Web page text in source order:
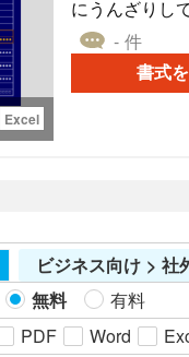
Excel
にうんざりし
送付先を登録
報を呼び出し
等をお送りす
- 件
書式
ビジネス向け > 社
無料
有料
PDF Word